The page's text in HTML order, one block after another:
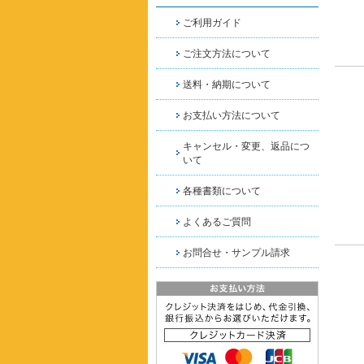
ご利用ガイド
ご注文方法について
送料・納期について
お支払い方法について
キャンセル・変更、返品につ
いて
各種書類について
よくあるご質問
お問合せ・サンプル請求